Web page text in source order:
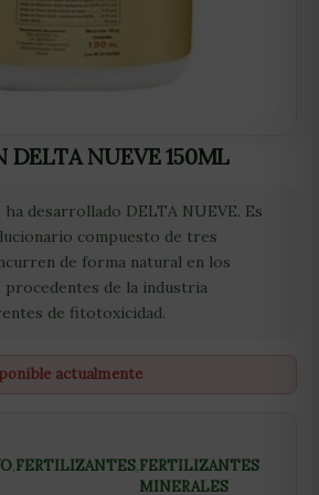
DELTA NUEVE 150ML
ha desarrollado DELTA NUEVE. Es
compuesto de tres
de forma natural en los
procedentes de la industria
de fitotoxicidad.
actualmente
,FERTILIZANTES,FERTILIZANTES
MINERALES